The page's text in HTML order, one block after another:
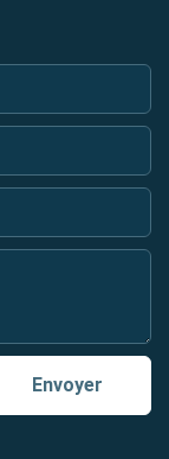
Envoyer